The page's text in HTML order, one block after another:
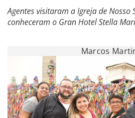
Agentes visitaram a Igreja de Nosso
conheceram o Gran Hotel Stella
Marcos